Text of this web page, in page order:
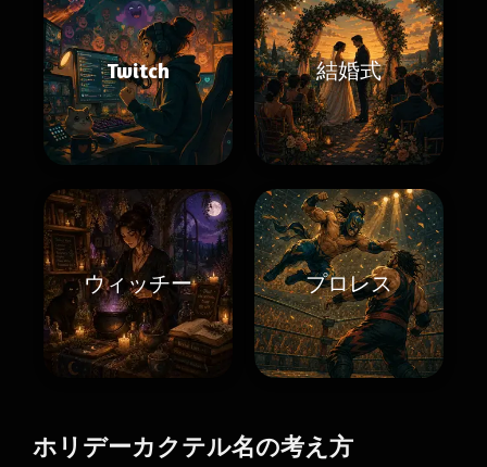
Twitch 結婚式
ウィッチー プロレス
ホリデーカクテル名の考え方